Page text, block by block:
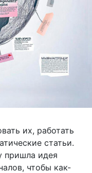
их, работать
статьи.
пришла идея
чтобы как-